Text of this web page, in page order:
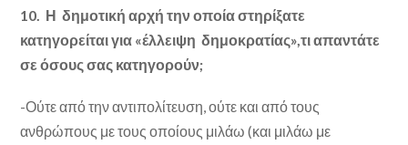
10. Η δημοτική αρχή την οποία στηρίξατε
κατηγορείται για «έλλειψη δημοκρατίας»,τι απαντάτε
σε όσους σας κατηγορούν;
-Ούτε από την αντιπολίτευση, ούτε και από τους
ανθρώπους με τους οποίους μιλάω (και μιλάω με